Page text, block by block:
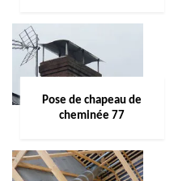
Pose de chapeau de
cheminée 77